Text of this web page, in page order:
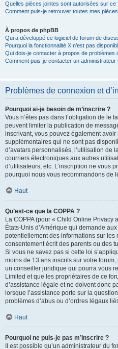
Quelles pièces jointes sont autorisées sur ce
Comment puis-je retrouver toutes mes
À propos de phpBB
Qui a développé ce logiciel de forum de
Pourquoi la fonctionnalité X n’est pas
Qui dois-je contacter à propos de problèmes
Comment puis-je contacter un administrateur
Problèmes de connexion et
Pourquoi ai-je besoin de m’inscrire ?
Vous n’êtes pas dans l’obligation de le
peuvent limiter la publication de
inscrivant, vous pouvez également
supplémentaires qui ne sont pas
d’avatars personnalisés, l’utilisation de
courriers électroniques aux autres
d’utilisateurs, etc. L’inscription ne vous
pourquoi nous vous recommandons de
Haut
Qu’est-ce que la COPPA ?
La COPPA (pour « Child Online Privacy
États-Unis d’Amérique qui demande
potentiellement des informations sur
consentement écrit des parents ou des
Si vous ne savez pas si cette loi
moins de 13 ans inscrits sur votre
un conseiller juridique qui pourra vous
Limited et que les propriétaires de ce
d’assistance légale et ne doivent donc
lorsque l’assistance porte sur la
problèmes d’abus ou d’ordres légaux
Haut
Pourquoi ne puis-je pas m’inscrire ?
Il est possible qu’un administrateur du